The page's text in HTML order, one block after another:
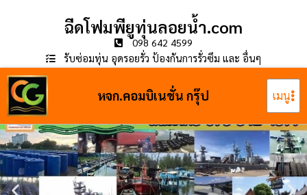
ฉีดโฟมพียูทุ่นลอยน้ำ.com
098 642 4599
รับซ่อมทุ่น อุดรอยรั่ว ป้องกันการรั่วซึม และ อื่นๆ
หจก.คอมบิเนชั่น กรุ๊ป เมนู